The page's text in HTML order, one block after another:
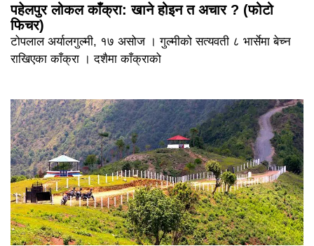
पहेलपुर लोकल काँक्रा: खाने होइन त अचार ? (फोटो
फिचर)
टोपलाल अर्यालगुल्मी, १७ असोज । गुल्मीको सत्यवती ८ भार्सेमा बेच्न
राखिएका काँक्रा । दशैमा काँक्राको